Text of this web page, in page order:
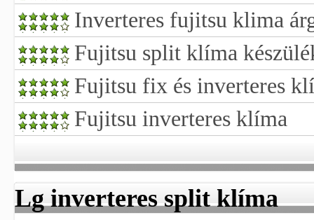
Inverteres fujitsu klima
Fujitsu split klíma
Fujitsu fix és inverteres
Fujitsu inverteres klíma
Lg inverteres split klíma